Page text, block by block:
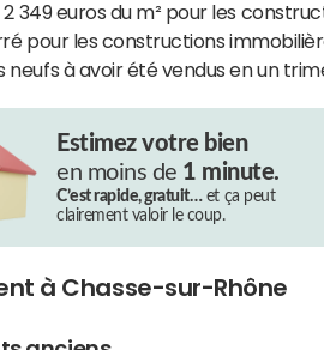
349 euros du m² pour les
pour les constructions
à avoir été vendus en un
Estimez votre bien
en moins de 1 minute.
C’est rapide, gratuit…et ça peut
clairement valoir le coup.
à Chasse-sur-Rhône